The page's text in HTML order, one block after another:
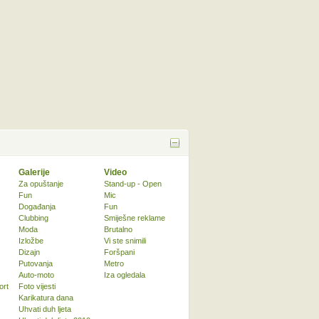
Galerije
Za opuštanje
Fun
Događanja
Clubbing
Moda
Izložbe
Dizajn
Putovanja
Auto-moto
Foto vijesti
Karikatura dana
Uhvati duh ljeta
Video
Stand-up - Open
Mic
Fun
Smiješne reklame
Brutalno
Vi ste snimili
Foršpani
Metro
Iza ogledala